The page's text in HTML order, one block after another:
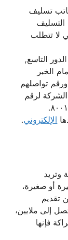
تسليف
لا تتطلب
التاسع,
الخبر
تواصلهم
تملك الشركة لرقم
الإلكتروني.
وتريد
أو صغيرة،
تقديم
إلى ملايين،
فإنها